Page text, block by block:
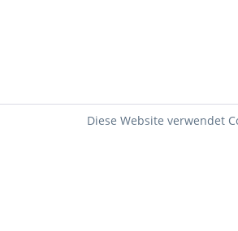
Diese Website verwendet